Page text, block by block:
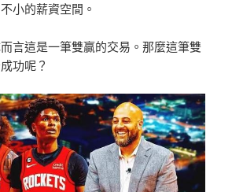
小的薪資空間。
言這是一筆雙贏的交易。那麼這筆雙
功呢？